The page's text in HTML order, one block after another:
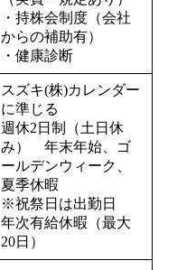
・持株会制度（会社
からの補助有）
・健康診断
スズキ(株)カレンダー
に準じる
週休2日制（土日休
み） 年末年始、ゴ
ールデンウィーク、
夏季休暇
※祝祭日は出勤日
年次有給休暇（最大
20日）